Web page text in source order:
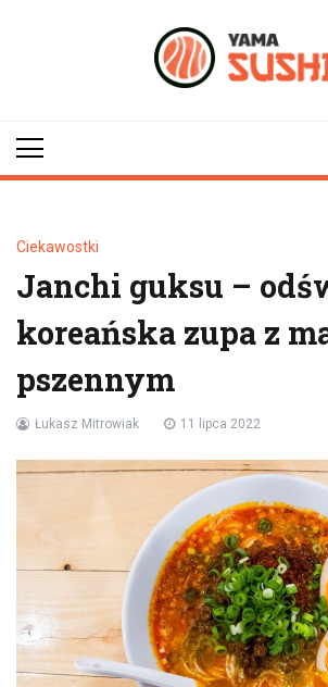
Ciekawostki
Janchi guksu –
koreańska zupa z
pszennym
Łukasz Mitrowiak 11 lipca 2022